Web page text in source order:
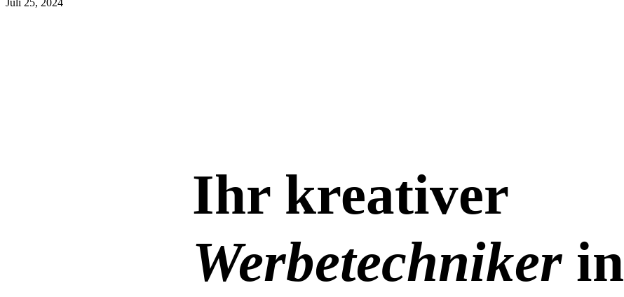
Juli 25, 2024
Ihr kreativer
Werbetechnikerin